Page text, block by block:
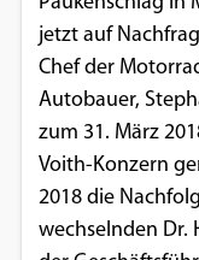
jetzt auf
Chef der
Autobauer,
zum 31. März
Voith-Konzern
2018 die
wechselnden Dr.